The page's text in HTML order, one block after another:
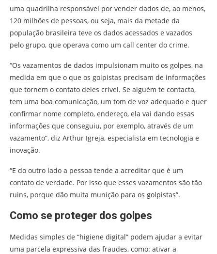
uma quadrilha responsável por vender dados de, ao menos,
120 milhões de pessoas, ou seja, mais da metade da
população brasileira teve os dados acessados e vazados
pelo grupo, que operava como um call center do crime.
“Os vazamentos de dados impulsionam muito os golpes, na
medida em que o que os golpistas precisam de informações
que tornem o contato deles crível. Se alguém te contacta,
tem uma boa comunicação, um tom de voz adequado e quer
confirmar nome completo, endereço, ela vai dando essas
informações que conseguiu, por exemplo, através de um
vazamento”, diz Arthur Igreja, especialista em tecnologia e
inovação.
“E do outro lado a pessoa tende a acreditar que é um
contato de verdade. Por isso que esses vazamentos são tão
ruins, porque dão muita munição para os golpistas”.
Como se proteger dos golpes
Medidas simples de “higiene digital” podem ajudar a evitar
uma parcela expressiva das fraudes, como: ativar a